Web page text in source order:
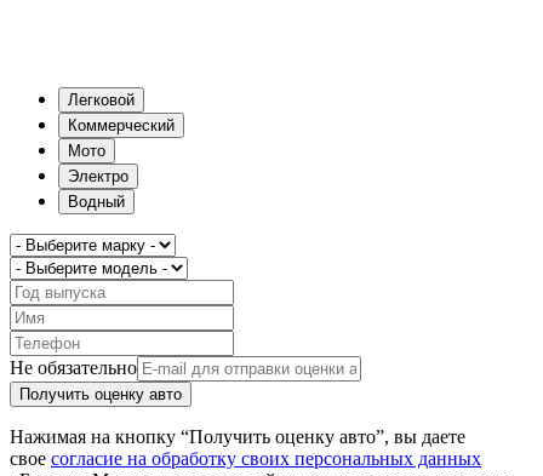
Легковой
Коммерческий
Мото
Электро
Водный
Не обязательно
Получить оценку авто
Нажимая на кнопку “Получить оценку авто”, вы даете
свое согласие на обработку своих персональных данных